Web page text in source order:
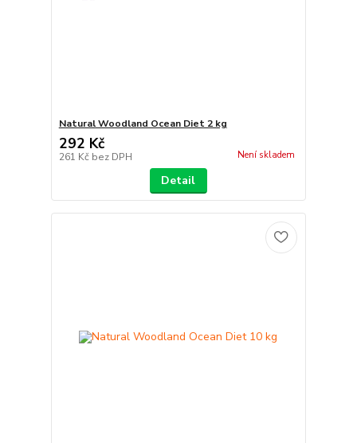
Natural Woodland Ocean Diet 2 kg
292 Kč
261 Kč bez DPH Není skladem
Detail